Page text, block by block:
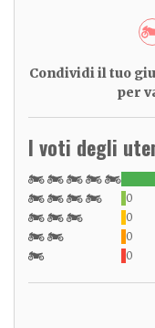
Condividi il tuo
per
I voti degli
0
0
0
0